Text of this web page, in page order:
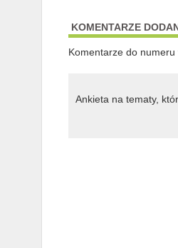
KOMENTARZE
Komentarze do
Ankieta na tematy,